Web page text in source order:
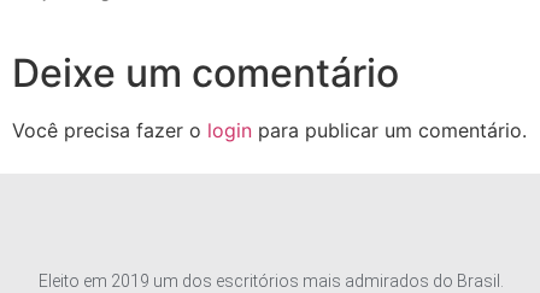
Deixe um comentário
Você precisa fazer o login para publicar um comentário.
Eleito em 2019 um dos escritórios mais admirados do Brasil.